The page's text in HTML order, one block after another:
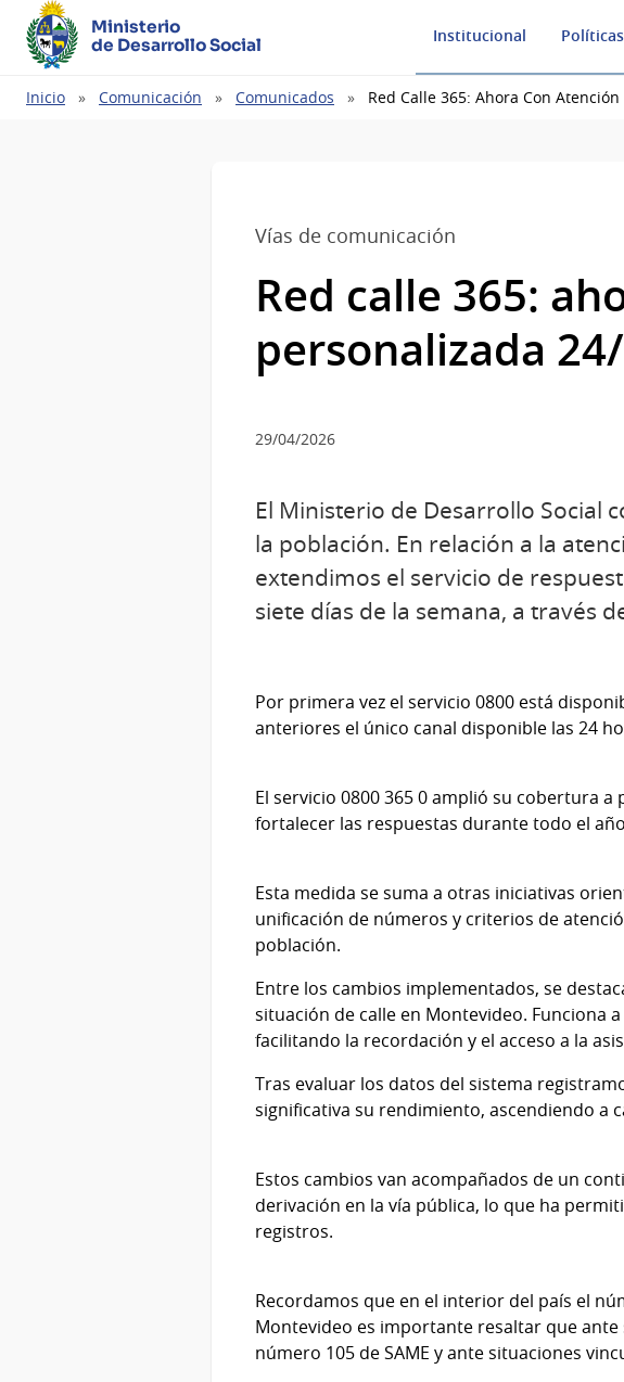
Ministerio
de Desarrollo Social
Institucional
Ruta
Inicio Comunicación Comunicados Red Calle 365: Ahora Con
Vías de comunicación
Red calle 365:
personalizada
29/04/2026
El Ministerio de Desarrollo Social
la población. En relación a la
extendimos el servicio de
siete días de la semana, a través
Por primera vez el servicio 0800 está
anteriores el único canal disponible las 24
El servicio 0800 365 0 amplió su cobertura
fortalecer las respuestas durante todo el
Esta medida se suma a otras iniciativas
unificación de números y criterios de
población.
Entre los cambios implementados, se
situación de calle en Montevideo. Funciona
facilitando la recordación y el acceso a la
Tras evaluar los datos del sistema
significativa su rendimiento, ascendiendo a
Estos cambios van acompañados de un
derivación en la vía pública, lo que ha
registros.
Recordamos que en el interior del país el
Montevideo es importante resaltar que
número 105 de SAME y ante situaciones